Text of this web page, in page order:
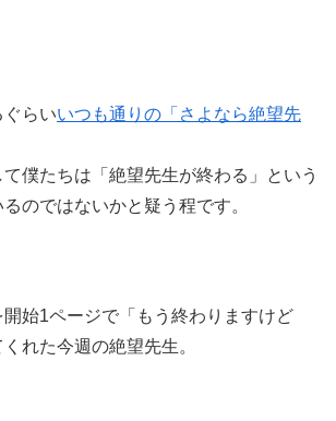
らいいつも通りの「さよなら絶望先
僕たちは「絶望先生が終わる」という
のではないかと疑う程です。
始1ページで「もう終わりますけど
れた今週の絶望先生。